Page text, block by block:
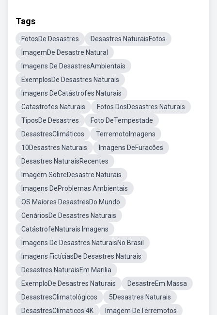
Tags
FotosDe Desastres
Desastres NaturaisFotos
ImagemDe Desastre Natural
Imagens De DesastresAmbientais
ExemplosDe Desastres Naturais
Imagens DeCatástrofes Naturais
Catastrofes Naturais
Fotos DosDesastres Naturais
TiposDe Desastres
Foto DeTempestade
DesastresClimáticos
TerremotoImagens
10Desastres Naturais
Imagens DeFuracões
Desastres NaturaisRecentes
Imagem SobreDesastre Naturais
Imagens DeProblemas Ambientais
OS Maiores DesastresDo Mundo
CenáriosDe Desastres Naturais
CatástrofeNaturais Imagens
Imagens De Desastres NaturaisNo Brasil
Imagens FictíciasDe Desastres Naturais
Desastres NaturaisEm Marilia
ExemploDe Desastres Naturais
DesastreEm Massa
DesastresClimatológicos
5Desastres Naturais
DesastresClimaticos 4K
Imagem DeTerremotos